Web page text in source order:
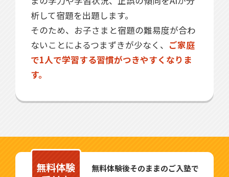
析して宿題を出題します。
そのため、お子さまと宿題の難易度が合わ
ないことによるつまずきが少なく、 ご家庭
で1人で学習する習慣がつきやすくなりま
す。
無料体験
無料体験後そのままのご入塾で